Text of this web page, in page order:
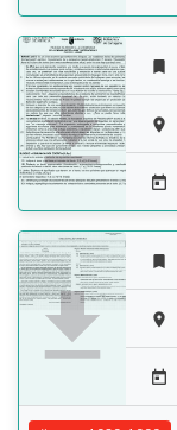







